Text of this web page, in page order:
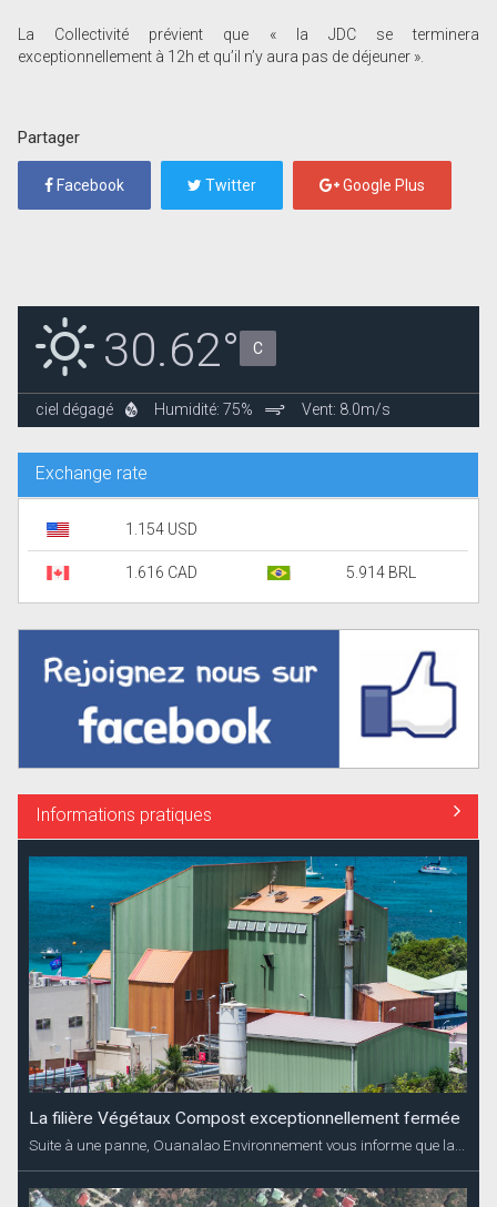
La Collectivité prévient que « la JDC se terminera
exceptionnellement à 12h et qu’il n’y aura pas de déjeuner ».
Partager
Facebook Twitter Google Plus
30.62° C
ciel dégagé Humidité: 75% Vent: 8.0m/s
Exchange rate
1.154 USD
1.616 CAD 5.914 BRL
Informations pratiques
La filière Végétaux Compost exceptionnellement fermée
Suite à une panne, Ouanalao Environnement vous informe que la...